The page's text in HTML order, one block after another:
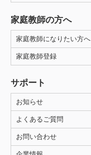
家庭教師の方へ
家庭教師になりたい方へ
家庭教師登録
サポート
お知らせ
よくあるご質問
お問い合わせ